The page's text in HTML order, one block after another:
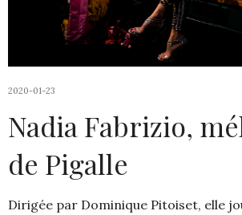
2020-01-23
Nadia Fabrizio,
de Pigalle
Dirigée par Dominique Pitoiset, elle